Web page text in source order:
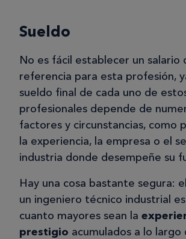
Sueldo
No es fácil establecer un salario
referencia para esta profesión,
sueldo final de cada uno de
profesionales depende de
factores y circunstancias, como
la experiencia, la empresa o el
industria donde desempeñe su
Hay una cosa bastante segura:
un ingeniero técnico industrial
cuanto mayores sean la
prestigio acumulados a lo largo